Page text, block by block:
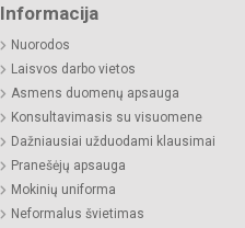
Informacija
Nuorodos
Laisvos darbo vietos
Asmens duomenų apsauga
Konsultavimasis su visuomene
Dažniausiai užduodami klausimai
Pranešėjų apsauga
Mokinių uniforma
Neformalus švietimas